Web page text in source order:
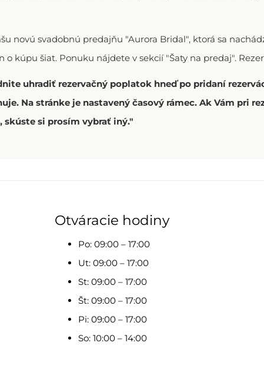
novú svadobnú predajňu "Aurora Bridal", ktorá sa
o kúpu šiat. Ponuku nájdete v sekcií "Šaty na predaj".
uhradiť rezervačný poplatok hneď po pridaní
Na stránke je nastavený časový rámec. Ak Vám pri
skúste si prosím vybrať iný."
Otváracie hodiny
Po: 09:00 – 17:00
Ut: 09:00 – 17:00
St: 09:00 – 17:00
Št: 09:00 – 17:00
Pi: 09:00 – 17:00
So: 10:00 – 14:00